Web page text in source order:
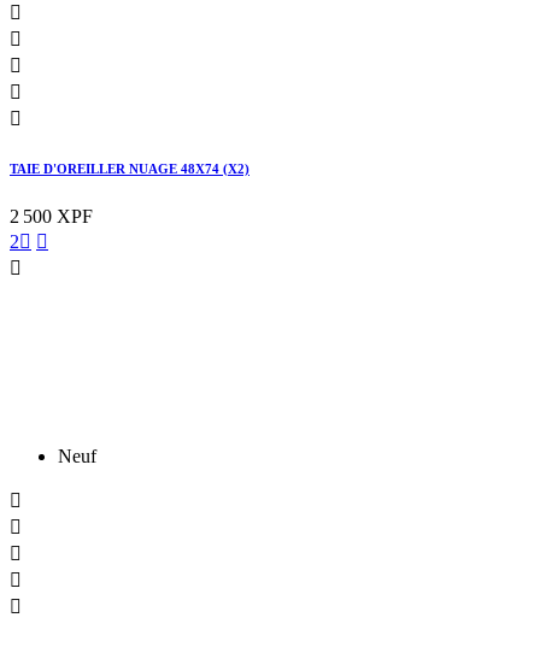





TAIE D'OREILLER NUAGE 48X74 (X2)
2 500 XPF
2 

Neuf




